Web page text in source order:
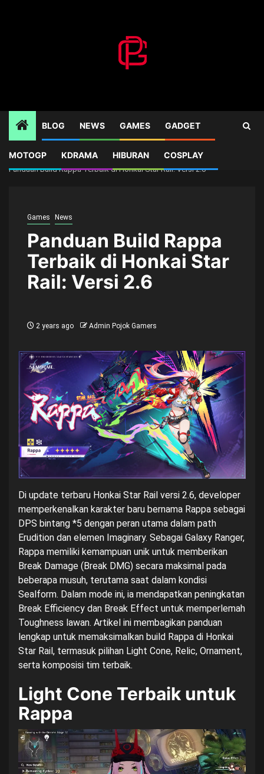
BLOG NEWS GAMES GADGET
MOTOGP KDRAMA HIBURAN COSPLAY
Home
Games
Panduan Build Rappa Terbaik di Honkai Star Rail: Versi 2.6
Games News
Panduan Build Rappa
Terbaik di Honkai Star
Rail: Versi 2.6
2 years ago Admin Pojok Gamers
Di update terbaru Honkai Star Rail versi 2.6, developer
memperkenalkan karakter baru bernama Rappa sebagai
DPS bintang *5 dengan peran utama dalam path
Erudition dan elemen Imaginary. Sebagai Galaxy Ranger,
Rappa memiliki kemampuan unik untuk memberikan
Break Damage (Break DMG) secara maksimal pada
beberapa musuh, terutama saat dalam kondisi
Sealform. Dalam mode ini, ia mendapatkan peningkatan
Break Efficiency dan Break Effect untuk memperlemah
Toughness lawan. Artikel ini membagikan panduan
lengkap untuk memaksimalkan build Rappa di Honkai
Star Rail, termasuk pilihan Light Cone, Relic, Ornament,
serta komposisi tim terbaik.
Light Cone Terbaik untuk
Rappa